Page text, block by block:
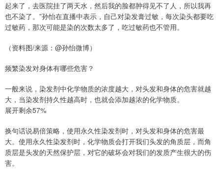
起来了，去医院挂了两天水，然后我的脸都肿得见不了人，所以我再
也不染了。”孙怡在直播中表示，自己对染发膏过敏，每次染头都要吃
过敏药，那次可能是染的次数太多了，吃过敏药也不管用。
（资料图/来源：@孙怡微博）
频繁染发对身体有哪些危害？
一般来说，染发剂中化学物质的浓度越大，对头发和身体的危害就越
大，当染发剂持久性越高时，也就会添加越浓的化学物质。
展开剩余57%
换句话说易倍策略，使用永久性染发剂时，对头发和身体的危害最
大。使用永久性染发剂时，化学物质会打开我们头发的角质层，而角
质层是头发的天然保护层，对它的破坏会对我们的发质产生很大的伤
害。